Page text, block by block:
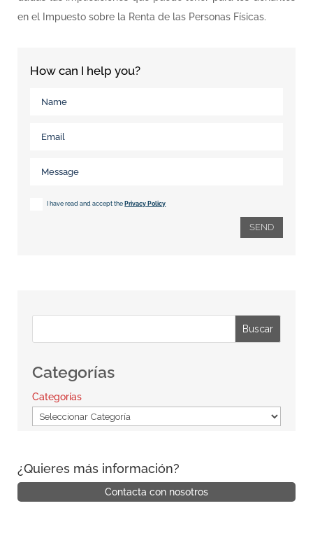
en el Impuesto sobre la Renta de las Personas Físicas.
How can I help you?
I have read and accept the Privacy Policy
SEND
Buscar
Categorías
Categorías
¿Quieres más información?
Contacta con nosotros